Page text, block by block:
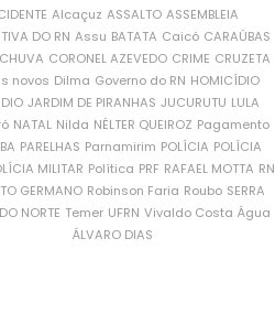
Alcaçuz ASSALTO ASSEMBLEIA
DO RN Assu BATATA Caicó CARAÚBAS
CORONEL AZEVEDO CRIME CRUZETA
novos Dilma Governo do RN HOMICÍDIO
JARDIM DE PIRANHAS JUCURUTU LULA
NATAL Nilda NÉLTER QUEIROZ Pagamento
PARELHAS Parnamirim POLÍCIA POLÍCIA
MILITAR Política PRF RAFAEL MOTTA RN
GERMANO Robinson Faria Roubo SERRA
NORTE Temer UFRN Vivaldo Costa Água
ÁLVARO DIAS